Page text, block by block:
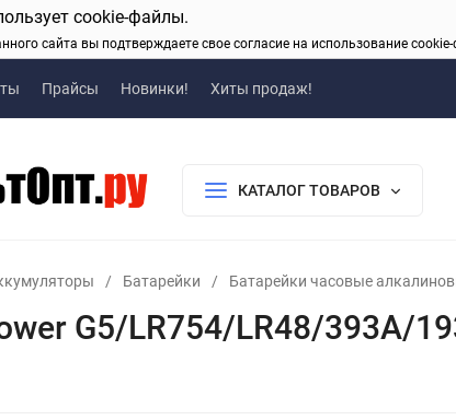
cookie-файлы.
сайта вы подтверждаете свое согласие на использование
Прайсы Новинки! Хиты продаж!
КАТАЛОГ ТОВАРОВ
/ Батарейки / Батарейки часовые
G5/LR754/LR48/393A/